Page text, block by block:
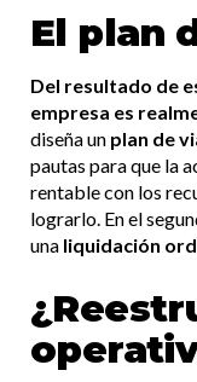
El plan
Del resultado de
empresa es
diseña un plan de
pautas para que la
rentable con los
lograrlo. En el
una liquidación